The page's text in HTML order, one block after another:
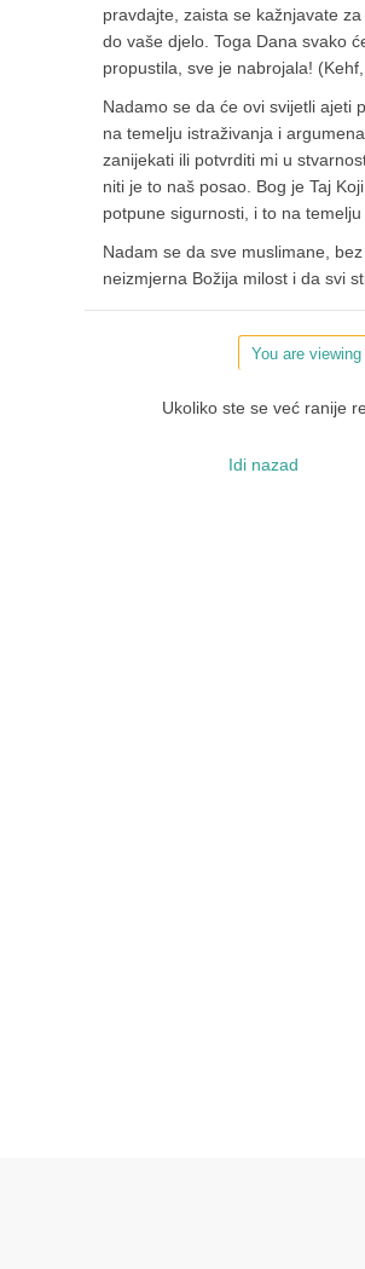
pravdajte, zaista se kažnjavate
do vaše djelo. Toga Dana svako
propustila, sve je nabrojala!
Nadamo se da će ovi svijetli ajeti
na temelju istraživanja i
zanijekati ili potvrditi mi u
niti je to naš posao. Bog je Taj
potpune sigurnosti, i to na
Nadam se da sve muslimane,
neizmjerna Božija milost i da svi
You are
Ukoliko ste se već ranije
Idi nazad